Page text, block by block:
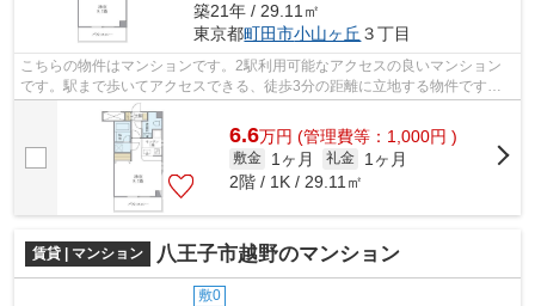
築21年 / 29.11㎡
東京都町田市小山ヶ丘 ３丁目
こちらの物件はマンションです。2駅利用可能なアクセスの良いマンション
です。駅まで歩いてアクセスできる、徒歩3分の距離に立地する物件です。
物件探しに悩んでしまって時間が掛かっ...
6.6万円 (管理費等：1,000円 )
敷金 1ヶ月 礼金
1ヶ月
2階 / 1K / 29.11㎡
賃貸 | マンション 八王子市越野のマンション
敷0